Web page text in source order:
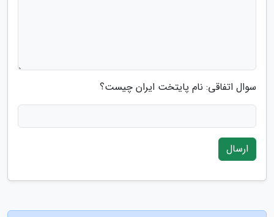
سوال اتفاقی: نام پایتخت ایران چیست؟
ارسال